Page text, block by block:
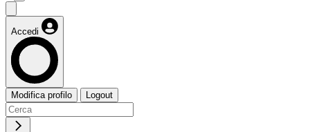
Accedi
Modifica profilo Logout